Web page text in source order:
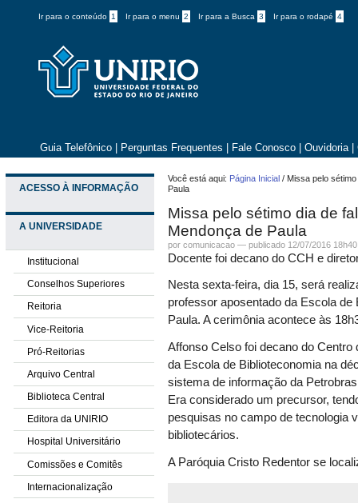
Ir para o conteúdo 1 Ir para o menu 2 Ir para a Busca 3 Ir para o rodapé 4
Guia Telefônico Perguntas Frequentes Fale Conosco Ouvidoria
ACESSO À INFORMAÇÃO
A UNIVERSIDADE
Institucional
Conselhos Superiores
Reitoria
Vice-Reitoria
Pró-Reitorias
Arquivo Central
Biblioteca Central
Editora da UNIRIO
Hospital Universitário
Comissões e Comitês
Internacionalização
Você está aqui: Página Inicial / Missa pelo
Paula
Missa pelo sétimo dia de
Mendonça de Paula
por comunicacao —publicado 12/07/2016
Docente foi decano do CCH e
Nesta sexta-feira, dia 15, será
professor aposentado da Escola
Paula. A cerimônia acontece às
Affonso Celso foi decano do
da Escola de Biblioteconomia na
sistema de informação da
Era considerado um precursor,
pesquisas no campo de tecnologia
bibliotecários.
A Paróquia Cristo Redentor se